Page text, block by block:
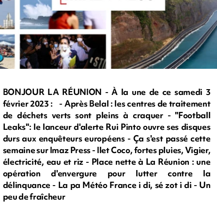
BONJOUR LA RÉUNION - À la une de ce samedi 3
février 2023 : - Après Belal : les centres de traitement
de déchets verts sont pleins à craquer - "Football
Leaks": le lanceur d'alerte Rui Pinto ouvre ses disques
durs aux enquêteurs européens - Ça s'est passé cette
semaine sur Imaz Press - Ilet Coco, fortes pluies, Vigier,
électricité, eau et riz - Place nette à La Réunion : une
opération d'envergure pour lutter contre la
délinquance - La pa Météo France i di, sé zot i di - Un
peu de fraîcheur